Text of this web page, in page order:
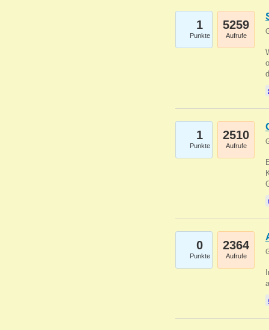
1
Punkte
5259
Aufrufe
1
Punkte
2510
Aufrufe
0
Punkte
2364
Aufrufe